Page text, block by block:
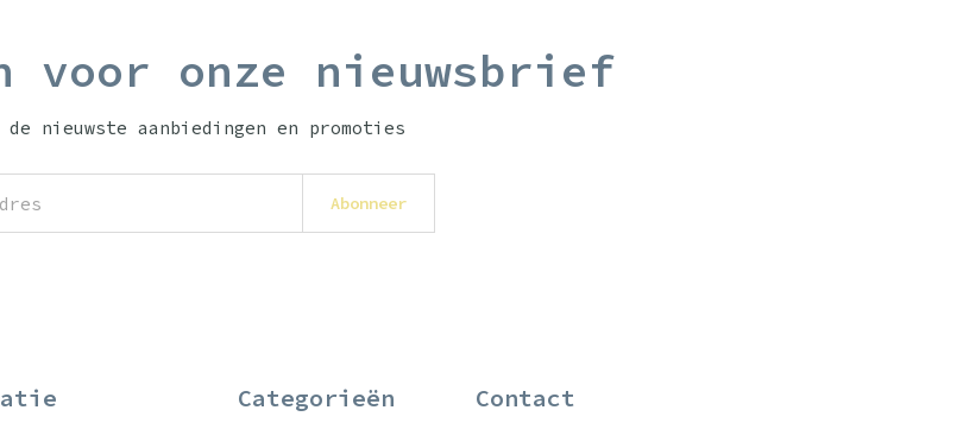
voor onze nieuwsbrief
de nieuwste aanbiedingen en promoties
Abonneer
Categorieën Contact